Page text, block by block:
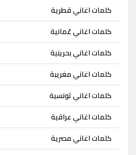
كلمات اغاني قطرية
كلمات اغاني عُمانية
كلمات اغاني بحرينية
كلمات اغاني مغريبة
كلمات اغاني تونسية
كلمات اغاني عراقية
كلمات اغاني مصرية